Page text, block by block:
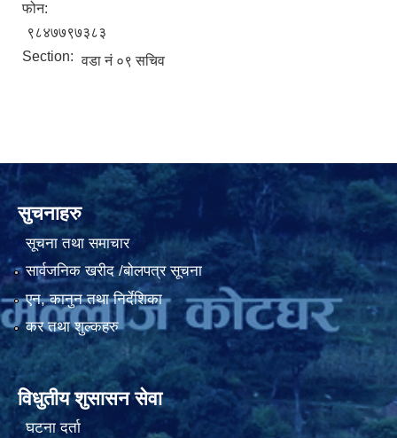
नियमित खाेप केन्द्र विवरण
फोन:
९८४७७९७३८३
Section: वडा नं ०९ सचिव
सुचनाहरु
सूचना तथा समाचार
सार्वजनिक खरीद /बोलपत्र सूचना
एन, कानुन तथा निर्देशिका
कर तथा शुल्कहरु
विधुतीय शुसासन सेवा
घटना दर्ता